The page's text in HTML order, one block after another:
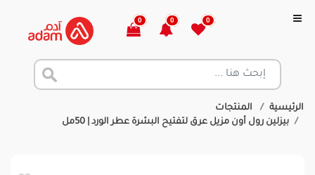
0
0
0
الرئيسية
المنتجات
بيزلين رول أون مزيل عرق لتفتيح البشرة عطر الورد | 50مل